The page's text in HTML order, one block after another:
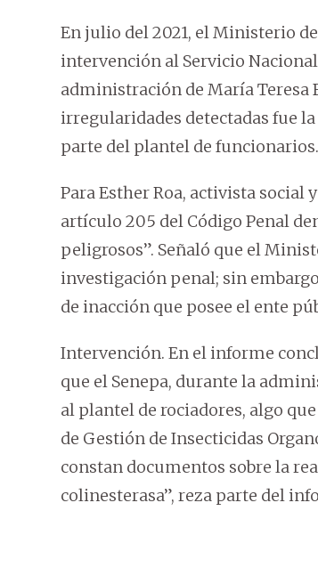
En julio del 2021, el Ministerio
intervención al Servicio
administración de María Teresa
irregularidades detectadas fue
parte del plantel de funcionarios.
Para Esther Roa, activista social
artículo 205 del Código Penal
peligrosos”. Señaló que el
investigación penal; sin
de inacción que posee el ente
Intervención. En el informe
que el Senepa, durante la
al plantel de rociadores, algo
de Gestión de Insecticidas
constan documentos sobre la
colinesterasa”, reza parte del